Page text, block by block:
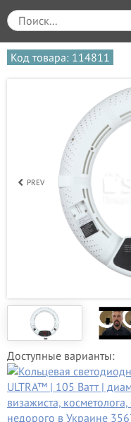
Код товара: 114811
PREV
Доступные варианты: